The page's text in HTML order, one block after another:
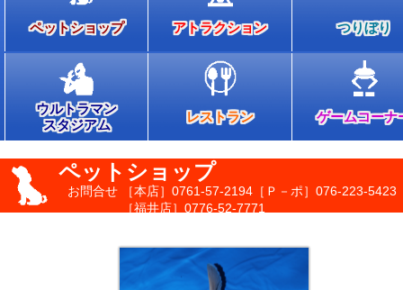
ペットショップ アトラクション つりぼり
ウルトラマン
スタジアム
レストラン ゲームコーナ
ペットショップ
お問合せ ［本店］0761-57-2194 ［Ｐ－ポ］076-223-5423
［福井店］0776-52-7771